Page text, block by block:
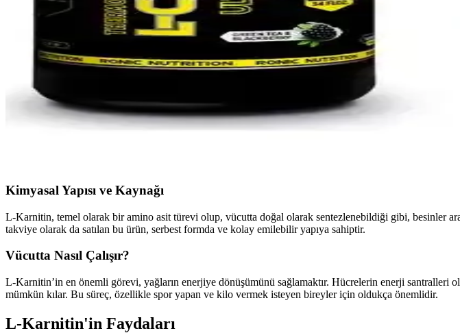
Run Nutrition L-Carnitine Ekşi Elma Aromalı Sıvı Takviye Enerji ve Yağ
Run Nutrition'un Ekşi Elma Aromalı L-Carnitine sıvı takviyesi, yüksek doz L-Karnitin ve doğal
Hardline Thermo L Carnitine 2000 Mg Yeşil Elma Aromalı Sporcular İçin
Hardline Thermo L Carnitine 2000 Mg, yeşil elma aromasıyla spor öncesi enerji ve yağ yakımını
Ronic Nutrition L - Carnitine 3400 Ultimate Thermogenic Yağ Yakıcı ve Enerji
Kimyasal Yapısı ve Kaynağı
L-Karnitin, temel olarak bir amino asit türevi olup, vücutta doğal olarak sentezlenebildiği gibi, besinler
takviye olarak da satılan bu ürün, serbest formda ve kolay emilebilir yapıya sahiptir.
Vücutta Nasıl Çalışır?
L-Karnitin’in en önemli görevi, yağların enerjiye dönüşümünü sağlamaktır. Hücrelerin enerji
mümkün kılar. Bu süreç, özellikle spor yapan ve kilo vermek isteyen bireyler için oldukça önemlidir.
L-Karnitin'in Faydaları